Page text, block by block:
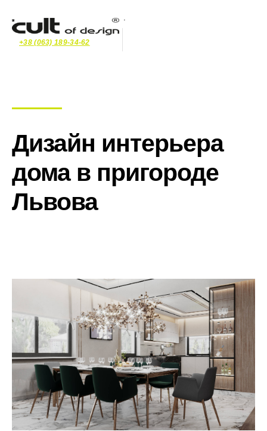
+38 (063) 189-34-62
Дизайн интерьера
дома в пригороде
Львова